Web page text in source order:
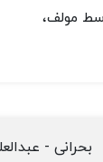
مولف،
بحرانی -